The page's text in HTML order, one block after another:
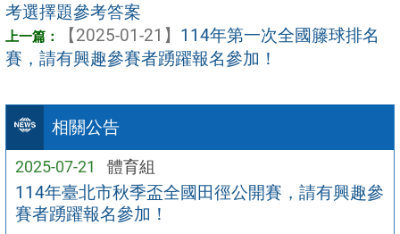
相關公告
2025-07-21 體育組
114年臺北市秋季盃全國田徑公開賽，請有興趣參
賽者踴躍報名參加！
考選擇題參考答案
【2025-01-21】 114年第一次全國籐球排名
賽，請有興趣參賽者踴躍報名參加！